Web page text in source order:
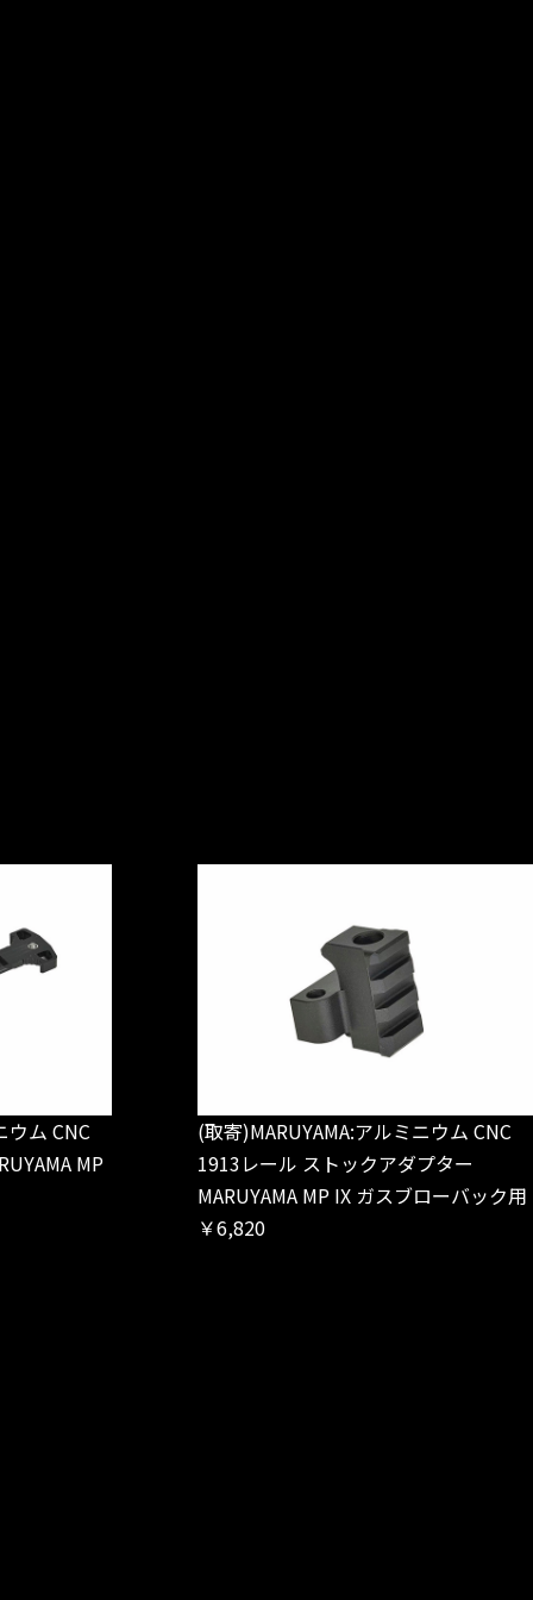
ウム CNC
MP
(取寄)MARUYAMA:アルミニウム CNC
1913レール ストックアダプター
MARUYAMA MP IX ガスブローバック用
￥6,820